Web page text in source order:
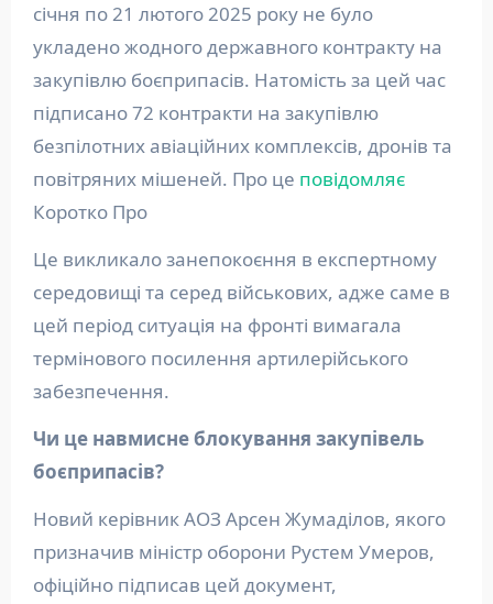
січня по 21 лютого 2025 року не було
укладено жодного державного контракту на
закупівлю боєприпасів. Натомість за цей час
підписано 72 контракти на закупівлю
безпілотних авіаційних комплексів, дронів та
повітряних мішеней. Про це повідомляє
Коротко Про
Це викликало занепокоєння в експертному
середовищі та серед військових, адже саме в
цей період ситуація на фронті вимагала
термінового посилення артилерійського
забезпечення.
Чи це навмисне блокування закупівель
боєприпасів?
Новий керівник АОЗ Арсен Жумаділов, якого
призначив міністр оборони Рустем Умеров,
офіційно підписав цей документ,